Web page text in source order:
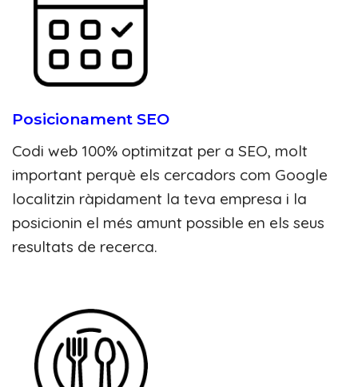
Posicionament SEO
Codi web 100% optimitzat per a SEO, molt
important perquè els cercadors com Google
localitzin ràpidament la teva empresa i la
posicionin el més amunt possible en els seus
resultats de recerca.